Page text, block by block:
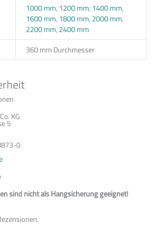
1000 mm,1200 mm,1400 mm,
1600 mm,1800 mm,2000 mm,
2200 mm,2400 mm
360 mm Durchmesser
KG
5
0
sind nicht als Hangsicherung geeignet!